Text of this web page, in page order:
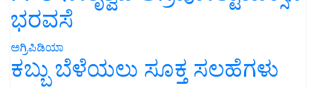
ಭರವಸೆ
ಅಗ್ರಿಪಿಡಿಯಾ
ಕಬ್ಬು ಬೆಳೆಯಲು ಸೂಕ್ತ ಸಲಹೆಗಳು